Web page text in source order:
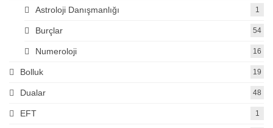
Astroloji Danışmanlığı 1
Burçlar 54
Numeroloji 16
Bolluk 19
Dualar 48
EFT 1